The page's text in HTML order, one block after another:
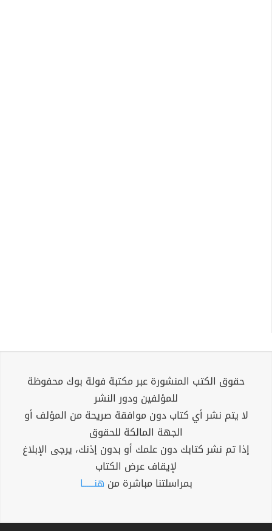
حقوق الكتب المنشورة عبر مكتبة فولة بوك محفوظة
للمؤلفين ودور النشر
لا يتم نشر أي كتاب دون موافقة صريحة من المؤلف أو
الجهة المالكة للحقوق
إذا تم نشر كتابك دون علمك أو بدون إذنك، يرجى الإبلاغ
لإيقاف عرض الكتاب
بمراسلتنا مباشرة من هنــــــا